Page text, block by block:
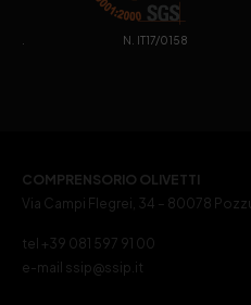
. N. IT17/0158
COMPRENSORIO OLIVETTI
Via Campi Flegrei, 34 – 80078
tel +39 081 597 91 00
e-mail ssip@ssip.it